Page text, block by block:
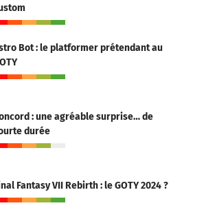
Bot : le platformer prétendant au
: une agréable surprise… de
durée
Fantasy VII Rebirth : le GOTY 2024 ?